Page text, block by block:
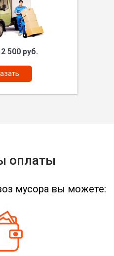
500 руб.
оплаты
мусора вы можете: